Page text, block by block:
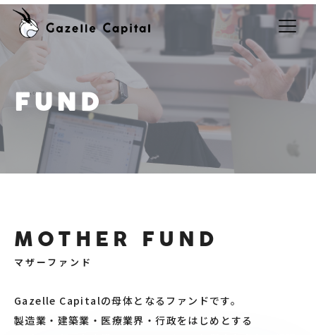
FUND
MOTHER FUND
マザーファンド
Gazelle Capitalの母体となるファンドです。
製造業・建築業・医療業界・行政をはじめとする